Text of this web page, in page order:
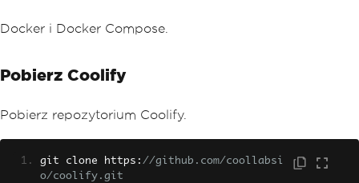
Docker i Docker Compose.
Pobierz Coolify
Pobierz repozytorium Coolify.
git clone https : //github.com/coollabsi
o/coolify.git